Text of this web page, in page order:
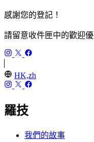
感謝您的登記！
請留意收件匣中的歡迎優
HK,zh
羅技
我們的故事